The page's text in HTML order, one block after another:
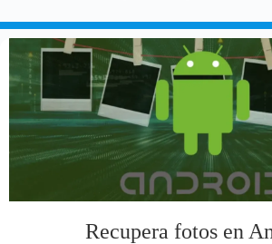
Recupera fotos en